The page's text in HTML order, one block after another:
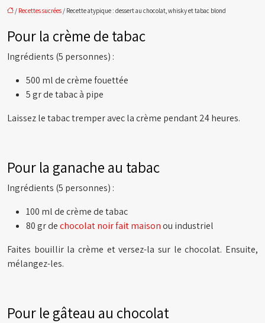
/ Recettes sucrées / Recette atypique : dessert au chocolat, whisky et tabac blond
Pour la crème de tabac
Ingrédients (5 personnes) :
500 ml de crème fouettée
5 gr de tabac à pipe
Laissez le tabac tremper avec la crème pendant 24 heures.
Pour la ganache au tabac
Ingrédients (5 personnes) :
100 ml de crème de tabac
80 gr dechocolat noir fait maisonou industriel
Faites bouillir la crème et versez-la sur le chocolat. Ensuite,
mélangez-les.
Pour le gâteau au chocolat